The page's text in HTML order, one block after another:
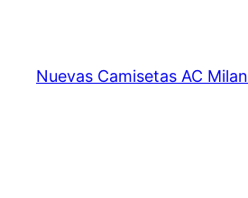
contenido
Nuevas Camisetas AC Milan